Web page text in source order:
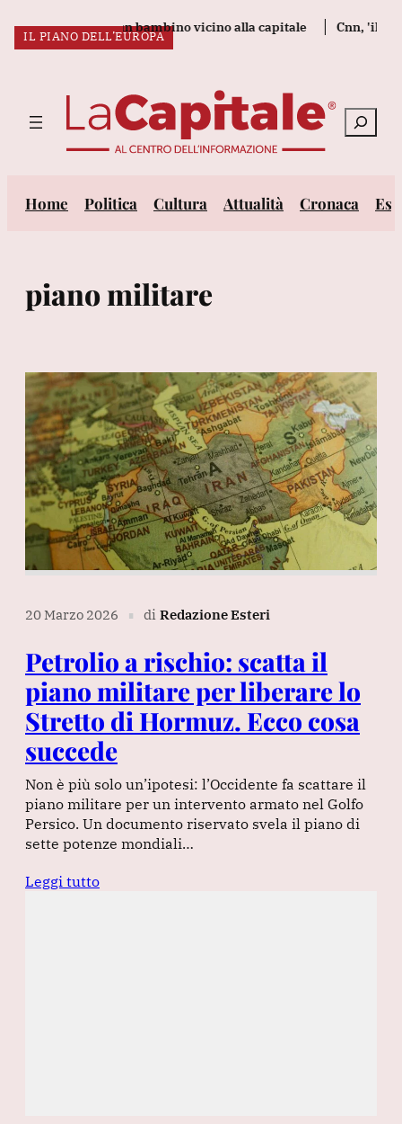
ULTIM’ORA:
tre morti tra cui un bambino vicino alla capitale Cnn, 'il
Cerca
Home Politica Cultura Attualità Cronaca
piano militare
IL PIANO DELL’EUROPA
20 Marzo 2026 ∎ di Redazione Esteri
Petrolio a rischio: scatta il
piano militare per liberare lo
Stretto di Hormuz. Ecco cosa
succede
Non è più solo un’ipotesi: l’Occidente fa scattare il
piano militare per un intervento armato nel Golfo
Persico. Un documento riservato svela il piano di
sette potenze mondiali…
Leggi tutto